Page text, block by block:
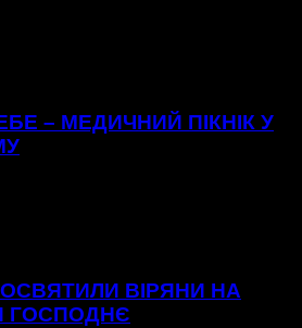
– МЕДИЧНИЙ ПІКНІК У
ВІРЯНИ НА
ГОСПОДНЄ